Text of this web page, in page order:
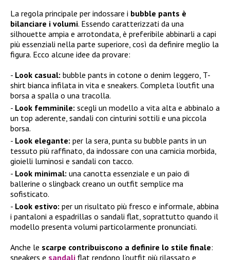
La regola principale per indossare i bubble pants è
bilanciare i volumi. Essendo caratterizzati da una
silhouette ampia e arrotondata, è preferibile abbinarli a capi
più essenziali nella parte superiore, così da definire meglio la
figura. Ecco alcune idee da provare:
Look casual: bubble pants in cotone o denim leggero, T-
shirt bianca infilata in vita e sneakers. Completa l’outfit una
borsa a spalla o una tracolla.
Look femminile: scegli un modello a vita alta e abbinalo a
un top aderente, sandali con cinturini sottili e una piccola
borsa.
Look elegante: per la sera, punta su bubble pants in un
tessuto più raffinato, da indossare con una camicia morbida,
gioielli luminosi e sandali con tacco.
Look minimal: una canotta essenziale e un paio di
ballerine o slingback creano un outfit semplice ma
sofisticato.
Look estivo: per un risultato più fresco e informale, abbina
i pantaloni a espadrillas o sandali flat, soprattutto quando il
modello presenta volumi particolarmente pronunciati.
Anche le scarpe contribuiscono a definire lo stile finale:
sneakers e sandali flat rendono l’outfit più rilassato e